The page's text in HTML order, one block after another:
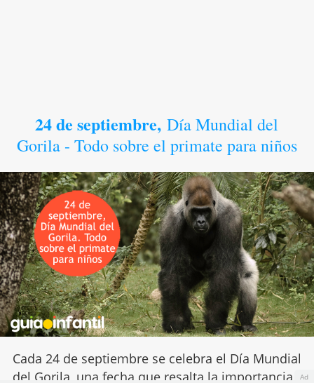
24 de septiembre,Día Mundial del
Gorila - Todo sobre el primate para niños
Cada 24 de septiembre se celebra el Día Mundial
del Gorila, una fecha que resalta la importancia
Ad